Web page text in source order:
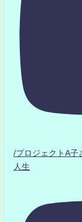
/プロジェクトA
人生